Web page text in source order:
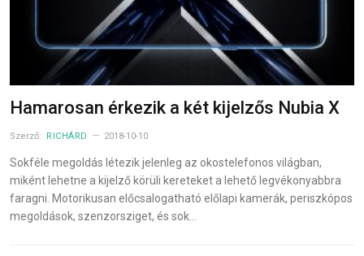
Hamarosan érkezik a két kijelzős Nubia X
Szerző: RICHÁRD 2018-10-10
Sokféle megoldás létezik jelenleg az okostelefonos világban,
miként lehetne a kijelző körüli kereteket a lehető legvékonyabbra
faragni. Motorikusan előcsalogatható előlapi kamerák, periszkópos
megoldások, szenzorsziget, és sok…